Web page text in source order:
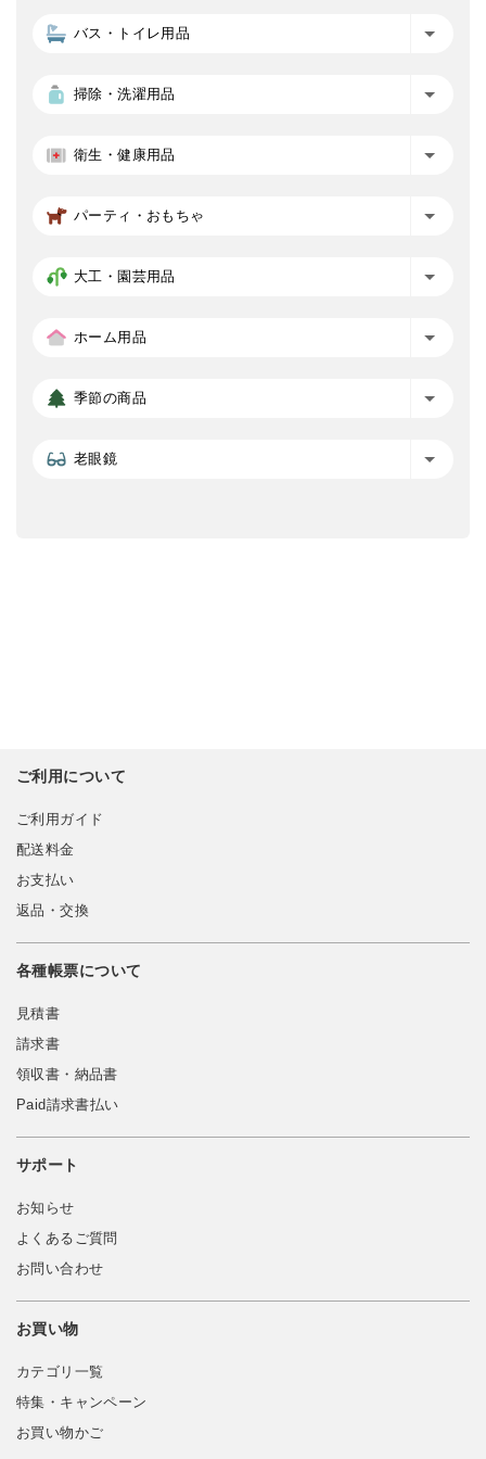
バス・トイレ用品
掃除・洗濯用品
衛生・健康用品
パーティ・おもちゃ
大工・園芸用品
ホーム用品
季節の商品
老眼鏡
ご利用について
ご利用ガイド
配送料金
お支払い
返品・交換
各種帳票について
見積書
請求書
領収書・納品書
Paid請求書払い
サポート
お知らせ
よくあるご質問
お問い合わせ
お買い物
カテゴリ一覧
特集・キャンペーン
お買い物かご